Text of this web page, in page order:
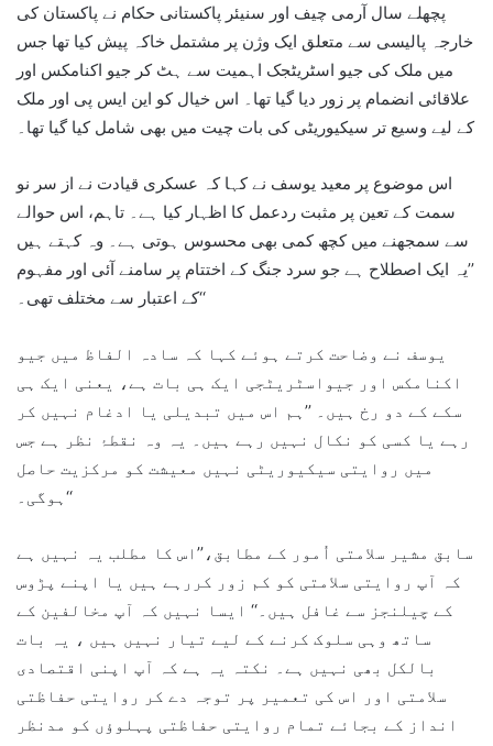
پچھلے سال آرمی چیف اور سنیئر پاکستانی حکام نے پاکستان کی
خارجہ پالیسی سے متعلق ایک وژن پر مشتمل خاکہ پیش کیا تھا جس
میں ملک کی جیو اسٹریٹجک اہمیت سے ہٹ کر جیو اکنامکس اور
علاقائی انضمام پر زور دیا گیا تھا۔ اس خیال کو این ایس پی اور ملک
کے لیے وسیع تر سیکیوریٹی کی بات چیت میں بھی شامل کیا گیا تھا۔
اس موضوع پر معید یوسف نے کہا کہ عسکری قیادت نے از سر نو
سمت کے تعین پر مثبت ردعمل کا اظہار کیا ہے۔ تاہم، اس حوالے
سے سمجھنے میں کچھ کمی بھی محسوس ہوتی ہے۔ وہ کہتے ہیں
’’یہ ایک اصطلاح ہے جو سرد جنگ کے اختتام پر سامنے آئی اور مفہوم
کے اعتبار سے مختلف تھی۔‘‘
یوسف نے وضاحت کرتے ہوئے کہا کہ سادہ الفاظ میں جیو
اکنامکس اور جیواسٹریٹجی ایک ہی بات ہے، یعنی ایک ہی
سکے کے دو رخ ہیں۔ ’’ہم اس میں تبدیلی یا ادغام نہیں کر
رہے یا کسی کو نکال نہیں رہے ہیں۔ یہ وہ نقطۂ نظر ہے جس
میں روایتی سیکیوریٹی نہیں معیشت کو مرکزیت حاصل
ہوگی۔‘‘
سابق مشیر سلامتی اُمور کے مطابق،’’اس کا مطلب یہ نہیں ہے
کہ آپ روایتی سلامتی کو کم زور کررہے ہیں یا اپنے پڑوس
کے چیلنجز سے غافل ہیں۔‘‘ ایسا نہیں کہ آپ مخالفین کے
ساتھ وہی سلوک کرنے کے لیے تیار نہیں ہیں ، یہ بات
بالکل بھی نہیں ہے۔ نکتہ یہ ہے کہ آپ اپنی اقتصادی
سلامتی اور اس کی تعمیر پر توجہ دے کر روایتی حفاظتی
انداز کے بجائے تمام روایتی حفاظتی پہلوؤں کو مدنظر